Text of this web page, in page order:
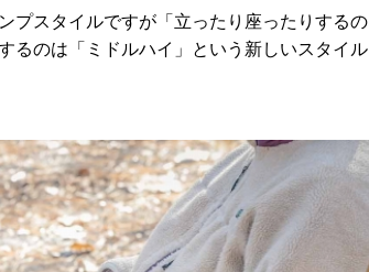
プスタイルですが「立ったり座ったりするの
るのは「ミドルハイ」という新しいスタイル